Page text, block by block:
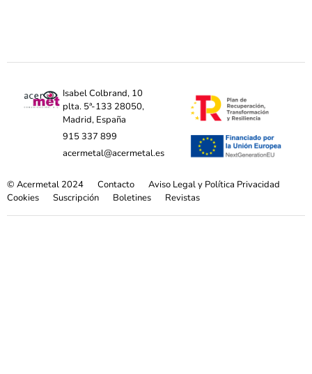
Isabel Colbrand, 10
plta. 5ª-133 28050,
Madrid, España
915 337 899
acermetal@acermetal.es
© Acermetal 2024 Contacto
Aviso Legal y Política Privacidad
Cookies
Suscripción Boletines Revistas